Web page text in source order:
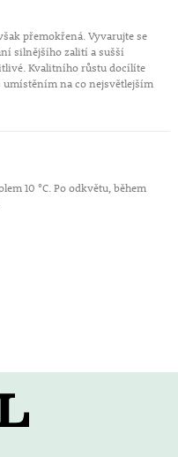
přemokřená. Vyvarujte se
silnějšího zalití a sušší
Kvalitního růstu docílíte
na co nejsvětlejším
10 °C. Po odkvětu, během